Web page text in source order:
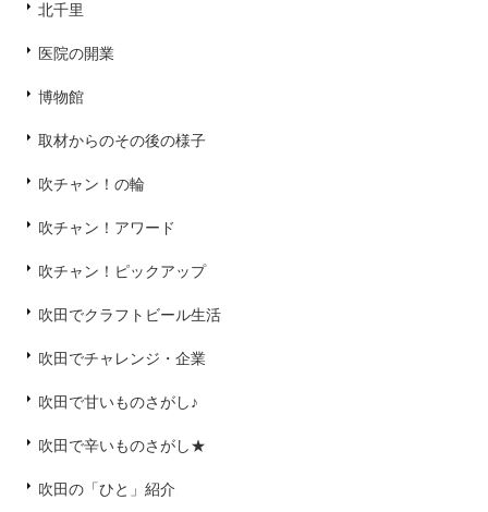
北千里
医院の開業
博物館
取材からのその後の様子
吹チャン！の輪
吹チャン！アワード
吹チャン！ピックアップ
吹田でクラフトビール生活
吹田でチャレンジ・企業
吹田で甘いものさがし♪
吹田で辛いものさがし★
吹田の「ひと」紹介